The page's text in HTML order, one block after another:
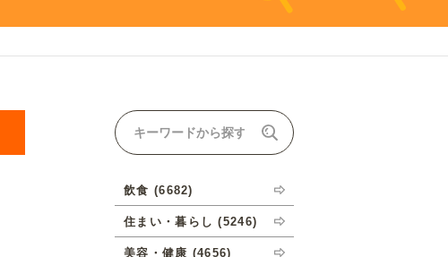
オリジナルオーダーについて
飲食 (6682)
住まい・暮らし (5246)
美容・健康 (4656)